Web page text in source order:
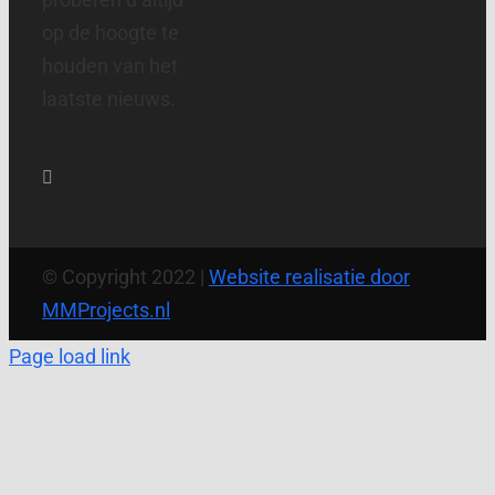
© Copyright 2022 | Website realisatie door
MMProjects.nl
Page load link